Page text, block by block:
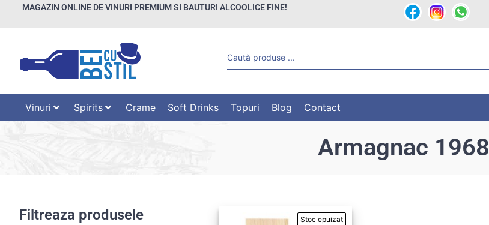
MAGAZIN ONLINE DE VINURI PREMIUM SI BAUTURI ALCOOLICE FINE!
Vinuri Spirits Crame Soft Drinks Topuri Blog Contact
Armagnac 1968
Filtreaza produsele